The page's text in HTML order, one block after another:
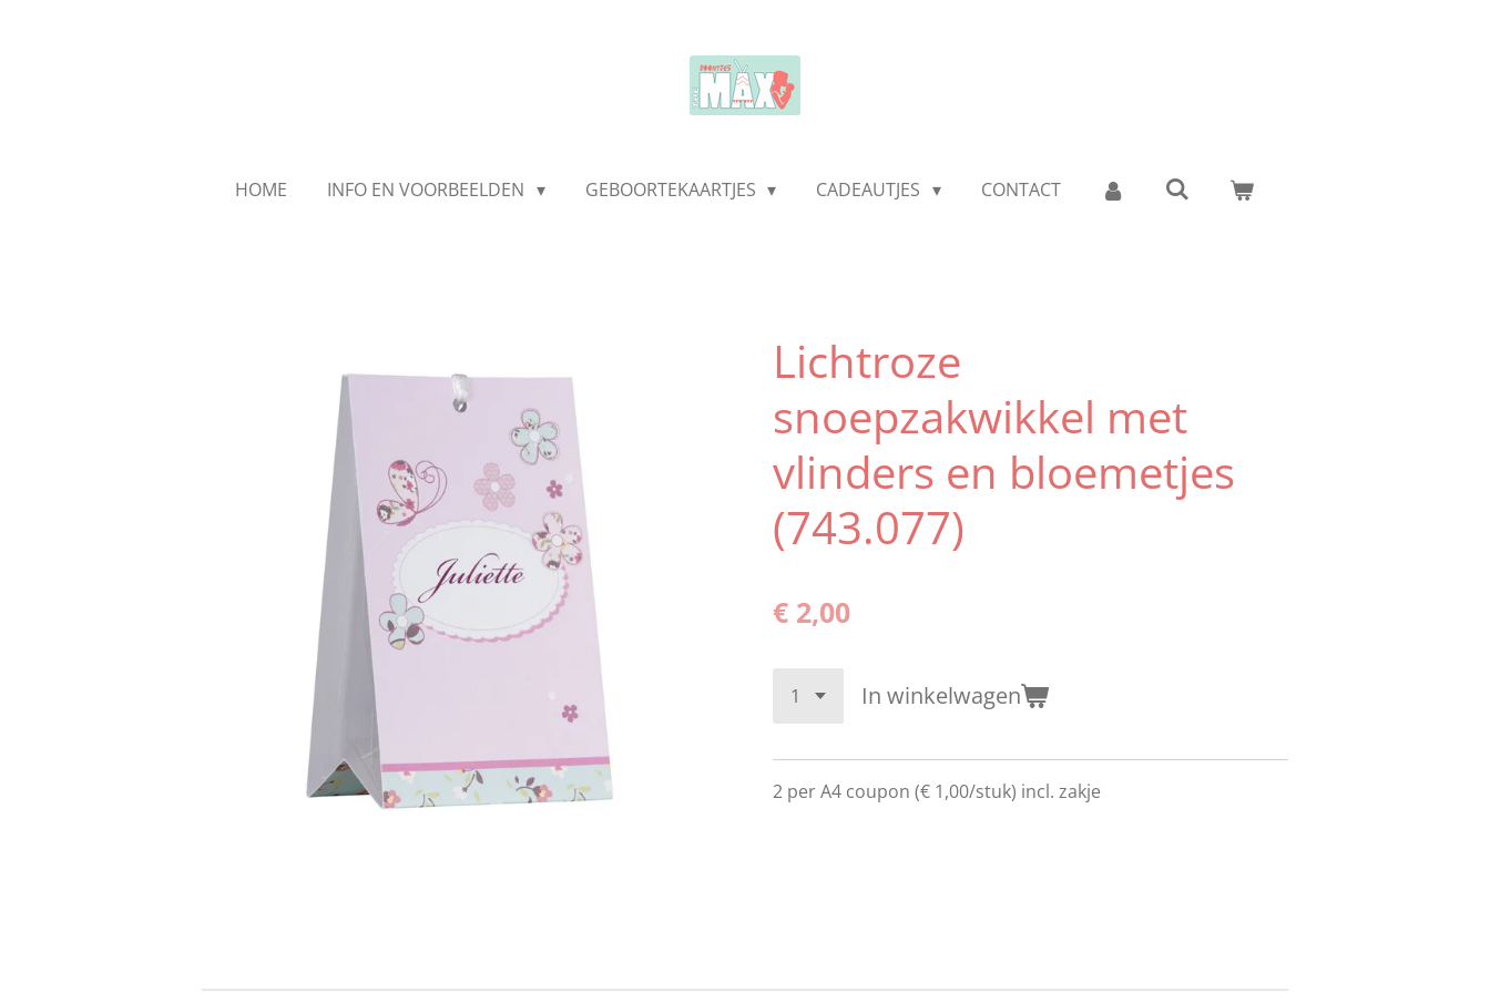
HOME INFO EN VOORBEELDEN GEBOORTEKAARTJES CADEAUTJES CONTACT
Lichtroze
snoepzakwikkel met
vlinders en bloemetjes
(743.077)
€ 2,00
In winkelwagen
2 per A4 coupon (€ 1,00/stuk) incl. zakje